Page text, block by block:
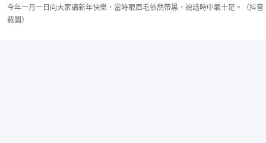
今年一月一日向大家講新年快樂，當時眼眉毛依然帶黑，說話時中氣十足。（抖音
截圖）